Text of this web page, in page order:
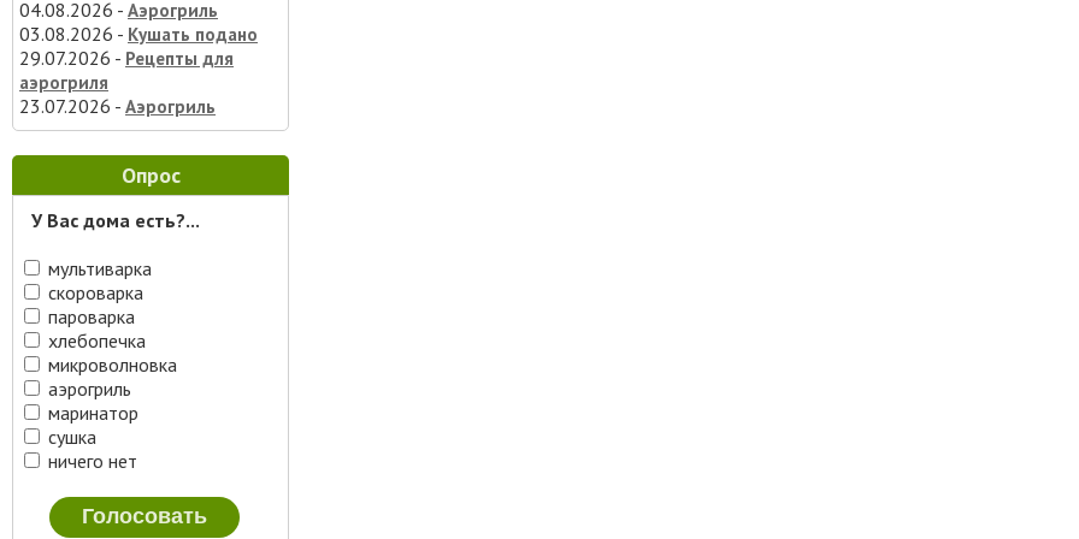
04.08.2026 - Аэрогриль
03.08.2026 - Кушать подано
29.07.2026 - Рецепты для
аэрогриля
23.07.2026 - Аэрогриль
Опрос
У Вас дома есть?...
мультиварка
скороварка
пароварка
хлебопечка
микроволновка
аэрогриль
маринатор
сушка
ничего нет